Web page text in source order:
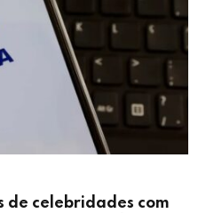
de celebridades com